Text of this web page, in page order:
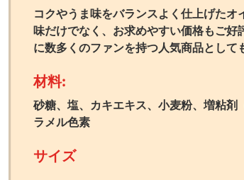
コクやうま味をバランスよく仕上げたオ
味だけでなく、お求めやすい価格もご好
に数多くのファンを持つ人気商品として
材料:
砂糖、塩、カキエキス、小麦粉、増粘剤
ラメル色素
サイズ